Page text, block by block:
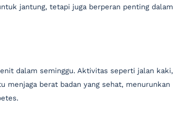
jantung, tetapi juga berperan penting dalam
dalam seminggu. Aktivitas seperti jalan kaki,
menjaga berat badan yang sehat, menurunkan